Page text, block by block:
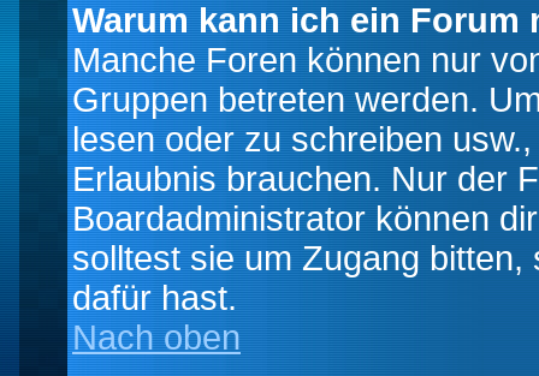
Warum kann ich ein Forum
Manche Foren können nur
Gruppen betreten werden.
lesen oder zu schreiben
Erlaubnis brauchen. Nur der
Boardadministrator können
solltest sie um Zugang
dafür hast.
Nach oben